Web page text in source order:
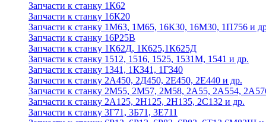
Запчасти к станку 1К62
Запчасти к станку 16К20
Запчасти к станку 1М63, 1М65, 16К30, 16М30, 1П756 и
Запчасти к станку 16Р25В
Запчасти к станку 1К62Д, 1К625,1К625Д
Запчасти к станку 1512, 1516, 1525, 1531М, 1541 и др.
Запчасти к станку 1341, 1К341, 1Г340
Запчасти к станку 2А450, 2Д450, 2Е450, 2Е440 и др.
Запчасти к станку 2М55, 2М57, 2М58, 2А55, 2А554,
Запчасти к станку 2А125, 2Н125, 2Н135, 2С132 и др.
Запчасти к станку 3Г71, 3Б71, 3Е711